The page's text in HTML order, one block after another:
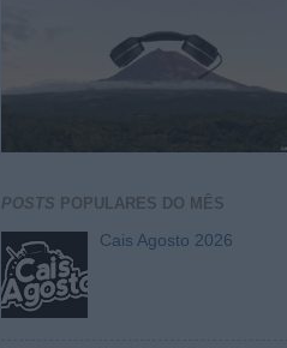
POSTS POPULARES DO MÊS
Cais Agosto 2026